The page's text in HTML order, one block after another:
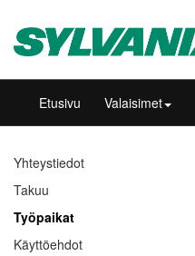
Etusivu Valaisimet
Yhteystiedot
Takuu
Työpaikat
Käyttöehdot